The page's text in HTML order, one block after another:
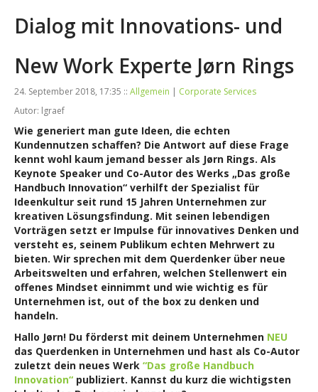
Dialog mit Innovations- und
New Work Experte Jørn Rings
24. September 2018, 17:35 :: Allgemein | Corporate Services
Autor: lgraef
Wie generiert man gute Ideen, die echten
Kundennutzen schaffen? Die Antwort auf diese Frage
kennt wohl kaum jemand besser als Jørn Rings. Als
Keynote Speaker und Co-Autor des Werks „Das große
Handbuch Innovation“ verhilft der Spezialist für
Ideenkultur seit rund 15 Jahren Unternehmen zur
kreativen Lösungsfindung. Mit seinen lebendigen
Vorträgen setzt er Impulse für innovatives Denken und
versteht es, seinem Publikum echten Mehrwert zu
bieten. Wir sprechen mit dem Querdenker über neue
Arbeitswelten und erfahren, welchen Stellenwert ein
offenes Mindset einnimmt und wie wichtig es für
Unternehmen ist, out of the box zu denken und
handeln.
Hallo Jørn! Du förderst mit deinem Unternehmen NEU
das Querdenken in Unternehmen und hast als Co-Autor
zuletzt dein neues Werk “Das große Handbuch
Innovation“ publiziert. Kannst du kurz die wichtigsten